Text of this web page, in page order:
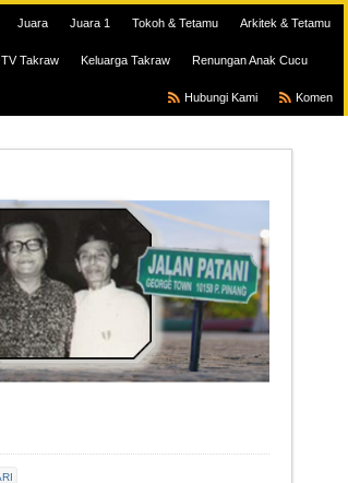
Juara Juara 1 Tokoh & Tetamu Arkitek & Tetamu
TV Takraw Keluarga Takraw Renungan Anak Cucu
Komen
Hubungi Kami